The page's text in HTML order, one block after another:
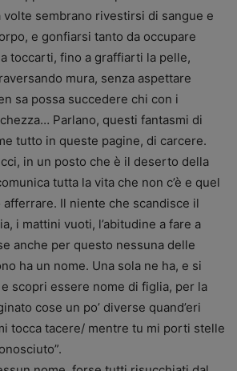
volte sembrano rivestirsi di sangue e
e gonfiarsi tanto da occupare
toccarti, fino a graffiarti la pelle,
mura, senza aspettare
sa possa succedere chi con i
Parlano, questi fantasmi di
tutto in queste pagine, di carcere.
in un posto che è il deserto della
tutta la vita che non c’è e quel
afferrare. Il niente che scandisce il
i mattini vuoti, l’abitudine a fare a
anche per questo nessuna delle
ha un nome. Una sola ne ha, e si
scopri essere nome di figlia, per la
cose un po’ diverse quand’eri
tocca tacere/ mentre tu mi porti stelle